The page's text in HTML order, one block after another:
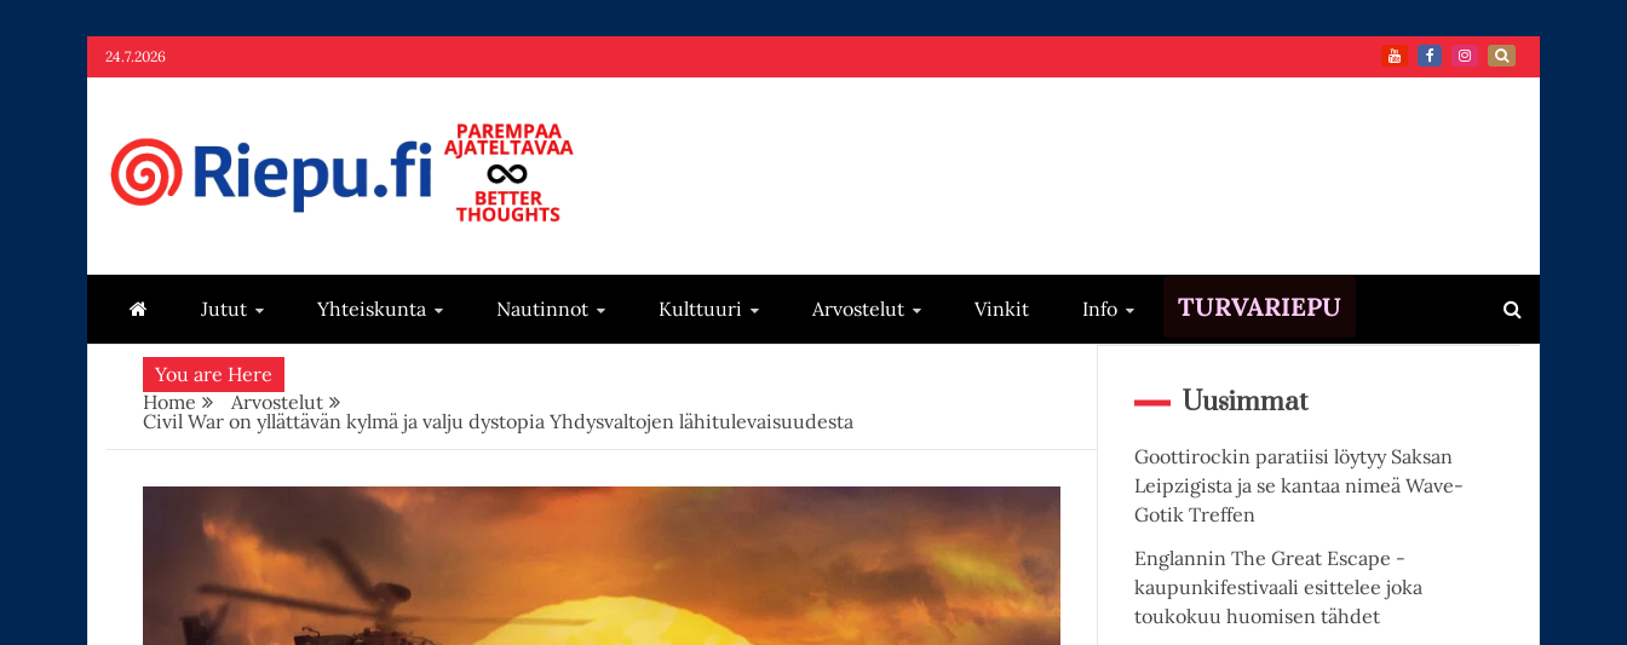
Skip
to
24.7.2026
Riepu.fi
Jutut Yhteiskunta Nautinnot Kulttuuri Arvostelut Vinkit Info TURVARIEPU
You are Here
Home
Arvostelut
Civil War on yllättävän kylmä ja valju dystopia Yhdysvaltojen lähitulevaisuudesta
Uusimmat
Goottirockin paratiisi löytyy Saksan
Leipzigista ja se kantaa nimeä Wave-
Gotik Treffen
Englannin The Great Escape -
kaupunkifestivaali esittelee joka
toukokuu huomisen tähdet